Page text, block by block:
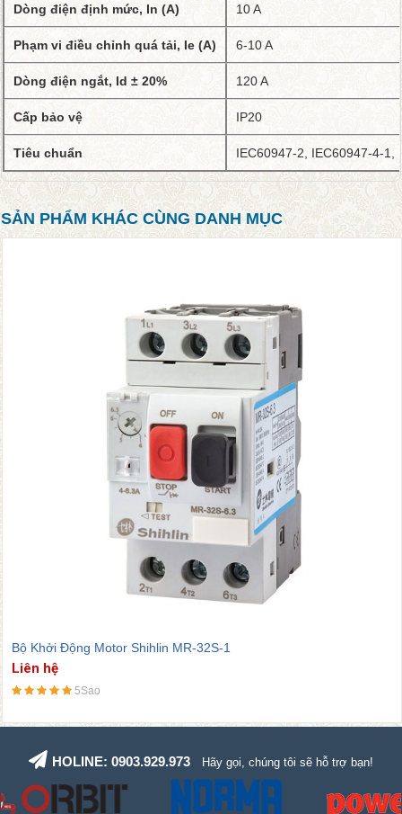
Dòng điện định mức, In (A) 10 A
Phạm vi điều chỉnh quá tải, Ie (A) 6-10 A
Dòng điện ngắt, Id ± 20% 120 A
Cấp bảo vệ IP20
Tiêu chuẩn IEC60947-2, IEC60947-4-1,
SẢN PHẨM KHÁC CÙNG DANH MỤC
Bộ Khởi Động Motor Shihlin MR-32S-1
Liên hệ
5Sao
HOLINE: 0903.929.973 Hãy gọi, chúng tôi sẽ hỗ trợ bạn!